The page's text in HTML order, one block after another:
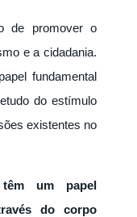
de promover o
e a cidadania.
fundamental
do estímulo
existentes no
têm um papel
do corpo